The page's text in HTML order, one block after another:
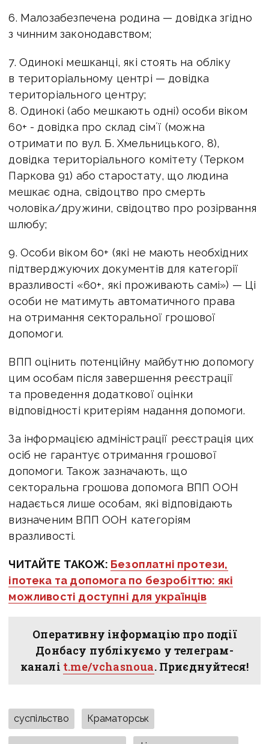
6. Малозабезпечена родина — довідка згідно
з чинним законодавством;
7. Одинокі мешканці, які стоять на обліку
в територіальному центрі — довідка
територіального центру;
8. Одинокі (або мешкають одні) особи віком
60+ - довідка про склад сімʼї (можна
отримати по вул. Б. Хмельницького, 8),
довідка територіального комітету (Терком
Паркова 91) або старостату, що людина
мешкає одна, свідоцтво про смерть
чоловіка/дружини, свідоцтво про розірвання
шлюбу;
9. Особи віком 60+ (які не мають необхідних
підтверджуючих документів для категорії
вразливості «60+, які проживають самі») — Ці
особи не матимуть автоматичного права
на отримання секторальної грошової
допомоги.
ВПП оцінить потенційну майбутню допомогу
цим особам після завершення реєстрації
та проведення додаткової оцінки
відповідності критеріям надання допомоги.
За інформацією адміністрації реєстрація цих
осіб не гарантує отримання грошової
допомоги. Також зазначають, що
секторальна грошова допомога ВПП ООН
надається лише особам, які відповідають
визначеним ВПП ООН категоріям
вразливості.
ЧИТАЙТЕ ТАКОЖ: Безоплатні протези,
іпотека та допомога по безробіттю: які
можливості доступні для українців
Оперативну інформацію про події
Донбасу публікуємо у телеграм-
каналі t.me/vchasnoua. Приєднуйтеся!
суспільство Краматорськ